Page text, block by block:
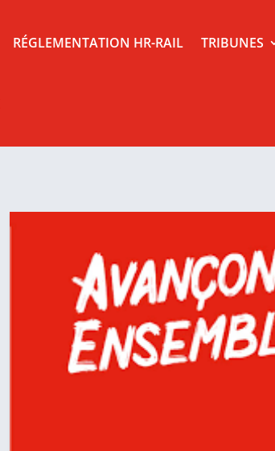
RÉGLEMENTATION HR-RAIL TRIBUNES